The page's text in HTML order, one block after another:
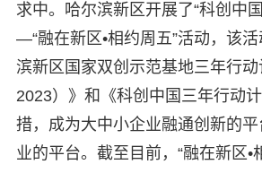
求中。哈尔滨新区开展了“科创中
—“融在新区•相约周五”活动，该
滨新区国家双创示范基地三年行
2023）》和《科创中国三年行动
措，成为大中小企业融通创新的
业的平台。截至目前，“融在新区•